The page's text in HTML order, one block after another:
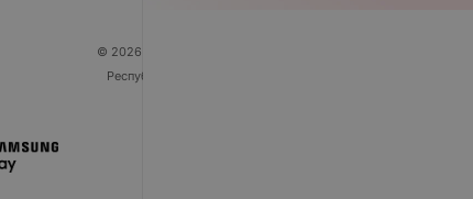
© 2026 ООО «Артокс Лаб», УНП 191700409
Республика Беларусь, г. Минск, улица Толбухина, 2,